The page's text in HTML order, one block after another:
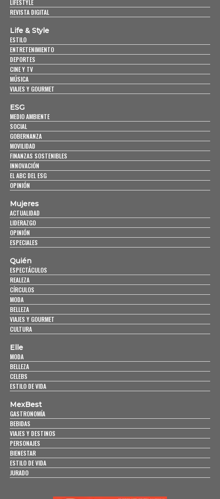
LIFESTYLE
REVISTA DIGITAL
Life & Style
ESTILO
ENTRETENIMIENTO
DEPORTES
CINE Y TV
MÚSICA
VIAJES Y GOURMET
ESG
MEDIO AMBIENTE
SOCIAL
GOBERNANZA
MOVILIDAD
FINANZAS SOSTENIBLES
INNOVACIÓN
EL ABC DEL ESG
OPINIÓN
Mujeres
ACTUALIDAD
LIDERAZGO
OPINIÓN
ESPECIALES
Quién
ESPECTÁCULOS
REALEZA
CÍRCULOS
MODA
BELLEZA
VIAJES Y GOURMET
CULTURA
Elle
MODA
BELLEZA
CELEBS
ESTILO DE VIDA
MexBest
GASTRONOMÍA
BEBIDAS
VIAJES Y DESTINOS
PERSONAJES
BIENESTAR
ESTILO DE VIDA
JURADO